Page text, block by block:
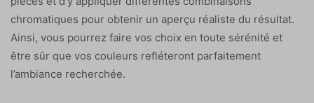
chromatiques pour obtenir un aperçu réaliste du résultat.
Ainsi, vous pourrez faire vos choix en toute sérénité et
être sûr que vos couleurs refléteront parfaitement
l’ambiance recherchée.